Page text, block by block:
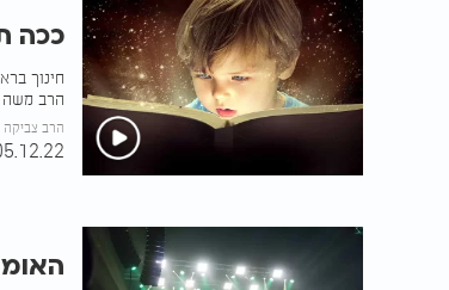
ככה
חינוך
הרב משה
הרב צביקה